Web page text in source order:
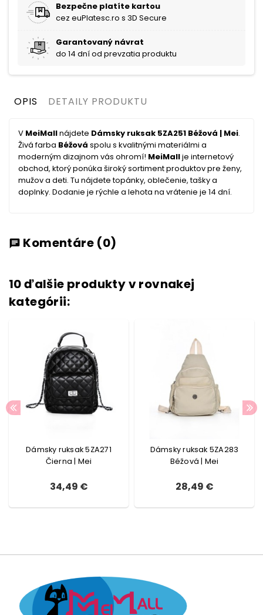
Bezpečne platíte kartou
cez euPlatesc.ro s 3D Secure
Garantovaný návrat
do 14 dní od prevzatia produktu
OPIS DETAILY PRODUKTU
V MeiMallnájdete Dámsky ruksak 5ZA251 Béžová | Mei.
Živá farba Béžová spolu s kvalitnými materiálmi a
moderným dizajnom vás ohromí! MeiMallje internetový
obchod, ktorý ponúka široký sortiment produktov pre ženy,
mužov a deti. Tu nájdete topánky, oblečenie, tašky a
doplnky. Dodanie je rýchle a lehota na vrátenie je 14 dní.
chat Komentáre (0)
10 ďalšie produkty v rovnakej
kategórii:
Dámsky ruksak 5ZA271
Čierna | Mei
34,49 €
Dámsky ruksak 5ZA283
Béžová | Mei
28,49 €